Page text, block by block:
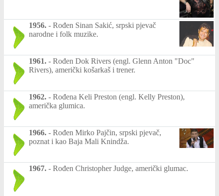
1956. - Rođen Sinan Sakić, srpski pjevač
narodne i folk muzike.
1961. - Rođen Dok Rivers (engl. Glenn Anton "Doc"
Rivers), američki košarkaš i trener.
1962. - Rođena Keli Preston (engl. Kelly Preston),
američka glumica.
1966. - Rođen Mirko Pajčin, srpski pjevač,
poznat i kao Baja Mali Knindža.
1967. - Rođen Christopher Judge, američki glumac.